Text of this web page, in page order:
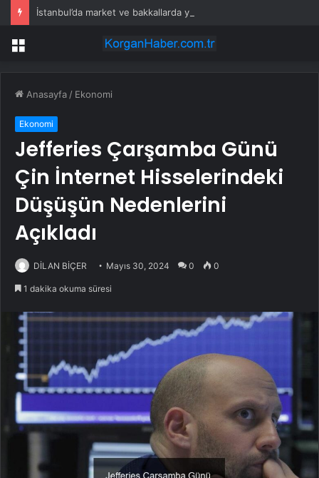
Menü
Anasayfa / Ekonomi
Ekonomi
Jefferies Çarşamba Günü
Çin İnternet Hisselerindeki
Düşüşün Nedenlerini
Açıkladı
DİLAN BİÇER Mayıs 30, 2024 0 0
1 dakika okuma süresi